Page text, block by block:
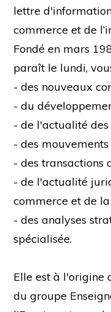
lettre
commerce et de
Fondé en mars
paraît le lundi,
- des nouveaux
- du
- de l'actualité
- des
- des transactions
- de l'actualité
commerce et de
- des analyses
spécialisée.
Elle est à l'origine
du groupe